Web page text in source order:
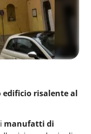
edificio risalente al
manufatti di